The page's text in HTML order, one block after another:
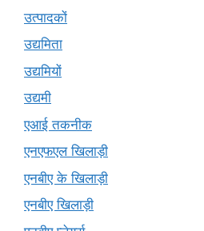
उत्पादकों
उद्यमिता
उद्यमियों
उद्यमी
एआई तकनीक
एनएफएल खिलाड़ी
एनबीए के खिलाड़ी
एनबीए खिलाड़ी